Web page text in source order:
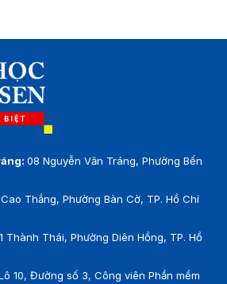
08 Nguyễn Văn Tráng, Phường Bến
Thắng, Phường Bàn Cờ, TP. Hồ Chí
Thành Thái, Phường Diên Hồng, TP. Hồ
10, Đường số 3, Công viên Phần mềm